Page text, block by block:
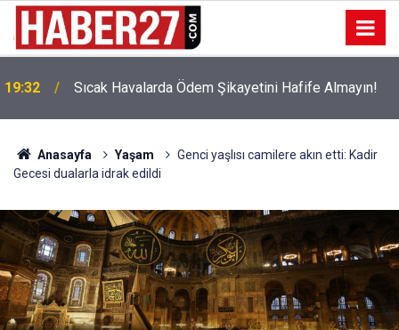
19:32 Sıcak Havalarda Ödem Şikayetini Hafife Almayın!
Anasayfa Yaşam
Genci yaşlısı camilere akın etti: Kadir
Gecesi dualarla idrak edildi